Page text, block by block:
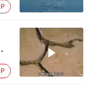
身 共筑健康中国